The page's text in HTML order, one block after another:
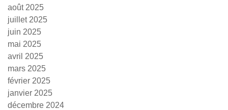
août 2025
juillet 2025
juin 2025
mai 2025
avril 2025
mars 2025
février 2025
janvier 2025
décembre 2024